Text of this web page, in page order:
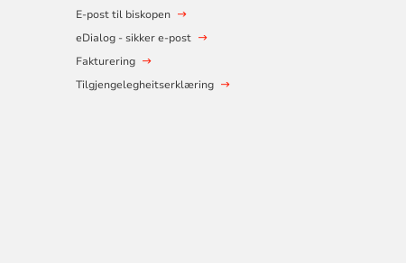
E-post til biskopen
eDialog - sikker e-post
Fakturering
Tilgjengelegheitserklæring